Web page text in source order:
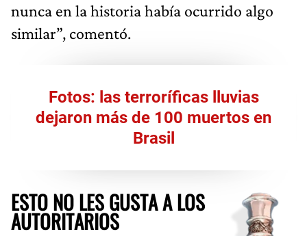
nunca en la historia había ocurrido algo
similar”, comentó.
Fotos: las terroríficas lluvias
dejaron más de 100 muertos en
Brasil
ESTO NO LES GUSTA A LOS
AUTORITARIOS